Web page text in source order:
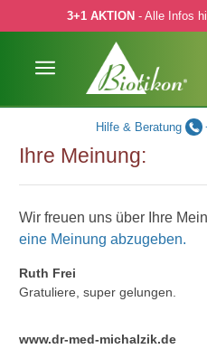
Hauptinhalt springen
Zur Suche springen
Zur Hauptnavigation springen
3+1 AKTION - Alle Infos
Hilfe & Beratung
Ihre Meinung:
Wir freuen uns über Ihre
eine Meinung abzugeben.
Ruth Frei
Gratuliere, super gelungen.
www.dr-med-michalzik.de